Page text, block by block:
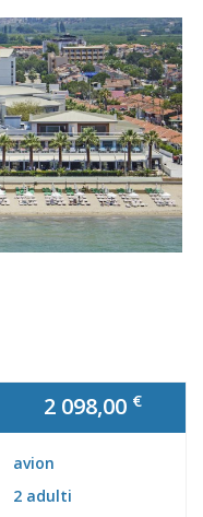
2 098,00 €
avion
2 adulti